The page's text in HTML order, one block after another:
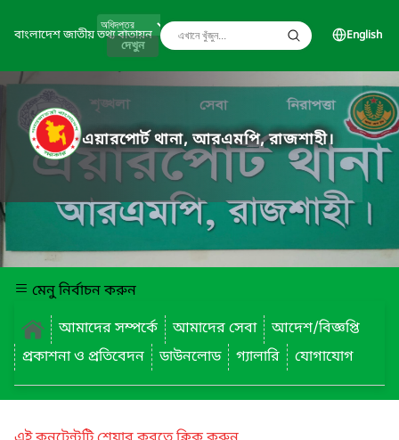
বাংলাদেশ জাতীয় তথ্য বাতায়ন
দেখুন
English
এয়ারপোর্ট থানা, আরএমপি, রাজশাহী।
মেনু নির্বাচন করুন
আমাদের সম্পর্কে
আমাদের সেবা
আদেশ/বিজ্ঞপ্তি
প্রকাশনা ও প্রতিবেদন
ডাউনলোড গ্যালারি যোগাযোগ